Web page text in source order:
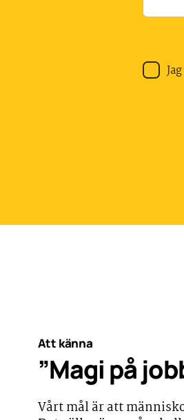
Att känna
”Magi på
Vårt mål är att